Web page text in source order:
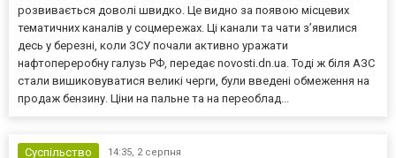
розвивається доволі швидко. Це видно за появою місцевих
тематичних каналів у соцмережах. Ці канали та чати з’явилися
десь у березні, коли ЗСУ почали активно уражати
нафтопереробну галузь РФ, передає novosti.dn.ua. Тоді ж біля АЗС
стали вишиковуватися великі черги, були введені обмеження на
продаж бензину. Ціни на пальне та на переоблад...
Суспільство 14:35, 2 серпня